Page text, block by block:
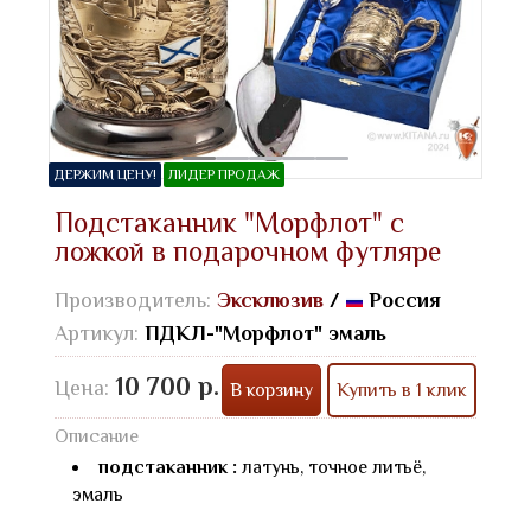
ДЕРЖИМ ЦЕНУ! ЛИДЕР ПРОДАЖ
Подстаканник "Морфлот" с
ложкой в подарочном футляре
Производитель: Эксклюзив /
Россия
Артикул: ПДКЛ-"Морфлот" эмаль
Цена: 10 700 р. В корзину Купить в 1 клик
Описание
подстаканник : латунь, точное литьё,
эмаль